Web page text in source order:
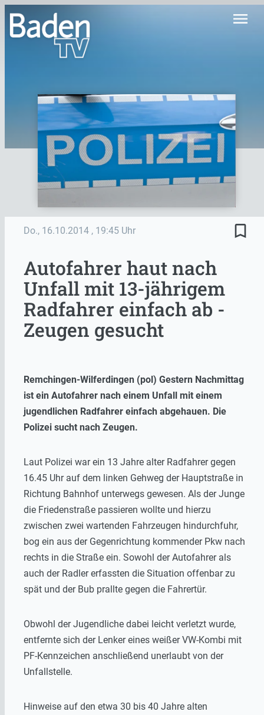
menu
Do., 16.10.2014 , 19:45 Uhr bookmark_border
Autofahrer haut nach
Unfall mit 13-jährigem
Radfahrer einfach ab -
Zeugen gesucht
Remchingen-Wilferdingen (pol) Gestern Nachmittag
ist ein Autofahrer nach einem Unfall mit einem
jugendlichen Radfahrer einfach abgehauen. Die
Polizei sucht nach Zeugen.
Laut Polizei war ein 13 Jahre alter Radfahrer gegen
16.45 Uhr auf dem linken Gehweg der Hauptstraße in
Richtung Bahnhof unterwegs gewesen. Als der Junge
die Friedenstraße passieren wollte und hierzu
zwischen zwei wartenden Fahrzeugen hindurchfuhr,
bog ein aus der Gegenrichtung kommender Pkw nach
rechts in die Straße ein. Sowohl der Autofahrer als
auch der Radler erfassten die Situation offenbar zu
spät und der Bub prallte gegen die Fahrertür.
Obwohl der Jugendliche dabei leicht verletzt wurde,
entfernte sich der Lenker eines weißer VW-Kombi mit
PF-Kennzeichen anschließend unerlaubt von der
Unfallstelle.
Hinweise auf den etwa 30 bis 40 Jahre alten